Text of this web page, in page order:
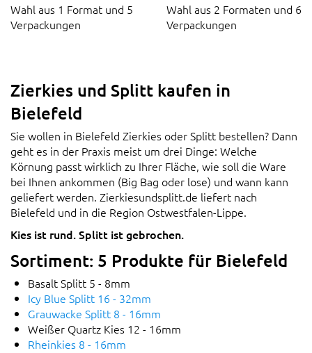
Wahl aus 1 Format und 5
Verpackungen
Wahl aus 2 Formaten und 6
Verpackungen
Zierkies und Splitt kaufen in
Bielefeld
Sie wollen in Bielefeld Zierkies oder Splitt bestellen? Dann
geht es in der Praxis meist um drei Dinge: Welche
Körnung passt wirklich zu Ihrer Fläche, wie soll die Ware
bei Ihnen ankommen (Big Bag oder lose) und wann kann
geliefert werden. Zierkiesundsplitt.de liefert nach
Bielefeld und in die Region Ostwestfalen-Lippe.
Kies ist rund. Splitt ist gebrochen.
Sortiment: 5 Produkte für Bielefeld
Basalt Splitt 5 - 8mm
Icy Blue Splitt 16 - 32mm
Grauwacke Splitt 8 - 16mm
Weißer Quartz Kies 12 - 16mm
Rheinkies 8 - 16mm